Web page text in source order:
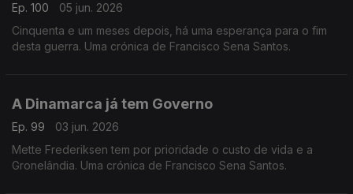
Ep. 100
05 jun. 2026
Cinquenta e um meses depois, há uma esperança para o fim
desta guerra. Uma crónica de Francisco Sena Santos.
A Dinamarca já tem Governo
Ep. 99
03 jun. 2026
Mette Frederiksen tem por prioridade o custo de vida e a
Gronelândia. Uma crónica de Francisco Sena Santos.